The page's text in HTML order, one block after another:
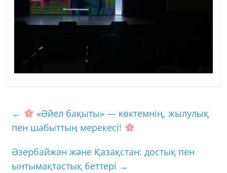
←
«Әйел бақыты» — көктемнің, жылулық
пен шабыттың мерекесі!
Әзербайжан және Қазақстан: достық пен
ынтымақтастық беттері →